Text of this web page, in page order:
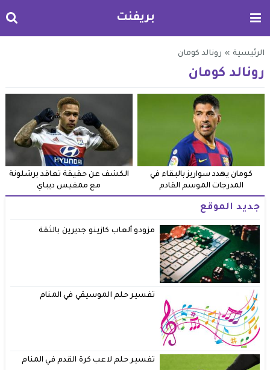
بريفنت
الرئيسية » رونالد كومان
رونالد كومان
كومان يهدد سواريز بالبقاء في
المدرجات الموسم القادم
الكشف عن حقيقة تعاقد برشلونة
مع ممفيس ديباي
جديد الموقع
مزودو ألعاب كازينو جديرين بالثقة
تفسير حلم الموسيقي في المنام
تفسير حلم لاعب كرة القدم في المنام